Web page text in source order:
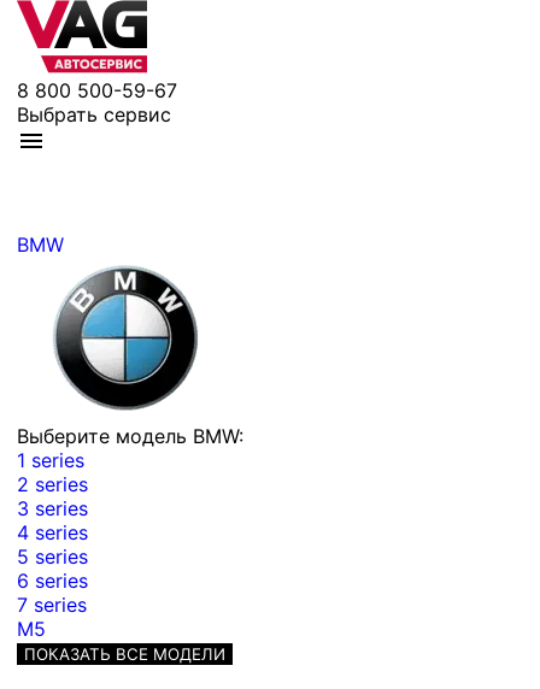
8 800 500-59-67
Выбрать сервис
BMW
Выберите модель BMW:
1 series
2 series
3 series
4 series
5 series
6 series
7 series
M5
ПОКАЗАТЬ ВСЕ МОДЕЛИ